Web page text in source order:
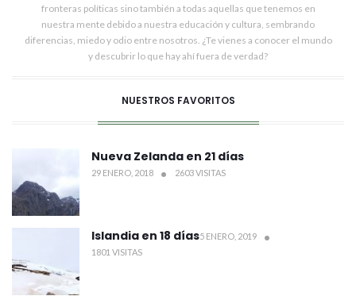
fronteras políticas sino también a todas aquellas que tenemos en
nuestra mente debido a nuestra educación y cultura, sembrando
diferencias, miedo y odio entre nosotros. ¿Te vienes a conocer el mundo
y descubrir lo que hay ahí fuera de verdad?
NUESTROS FAVORITOS
Nueva Zelanda en 21 días
29 ENERO, 2018 2603 VISITAS
Islandia en 18 días5 ENERO, 2019
1801 VISITAS